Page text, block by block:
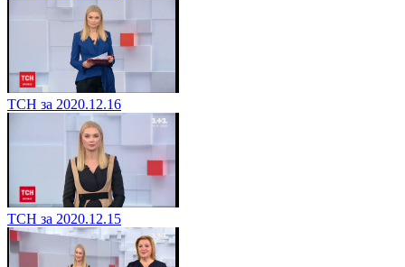
ТСН за 2020.12.16
ТСН за 2020.12.15